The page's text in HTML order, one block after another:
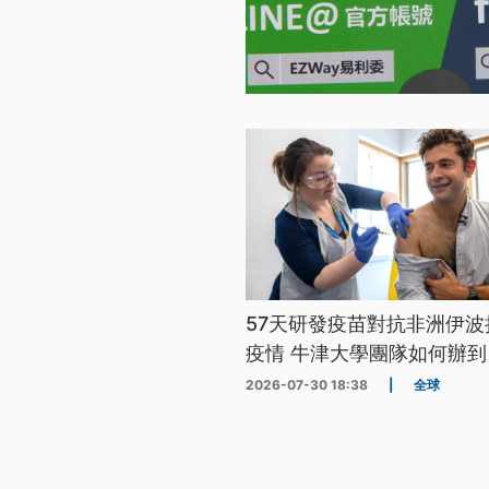
57天研發疫苗對抗非洲伊
疫情 牛津大學團隊如何辦
2026-07-30 18:38 全球